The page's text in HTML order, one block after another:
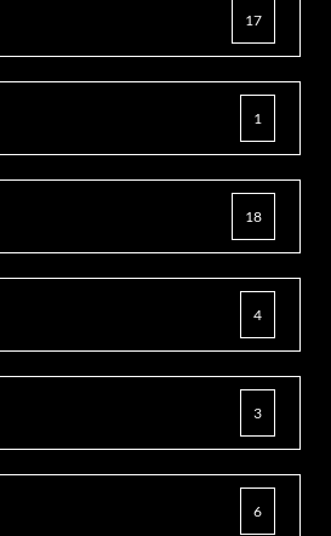
17
1
18
4
3
6